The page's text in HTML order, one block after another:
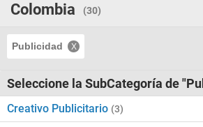
Colombia
(30)
Publicidad
Seleccione la SubCategoría de
Creativo Publicitario (3)